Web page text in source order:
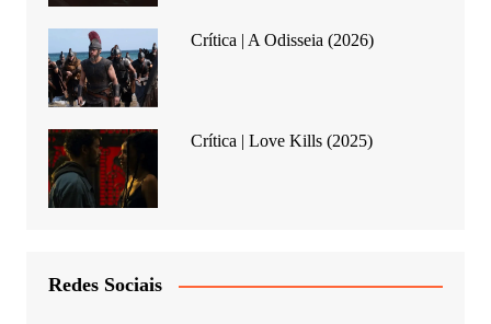
Crítica | A Odisseia (2026)
Crítica | Love Kills (2025)
Redes Sociais